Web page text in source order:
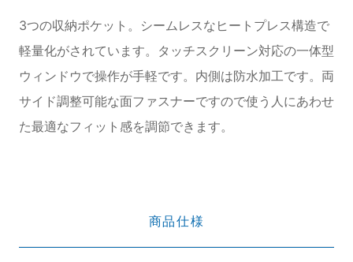
3つの収納ポケット。シームレスなヒートプレス構造で
軽量化がされています。タッチスクリーン対応の一体型
ウィンドウで操作が手軽です。内側は防水加工です。両
サイド調整可能な面ファスナーですので使う人にあわせ
た最適なフィット感を調節できます。
商品仕様